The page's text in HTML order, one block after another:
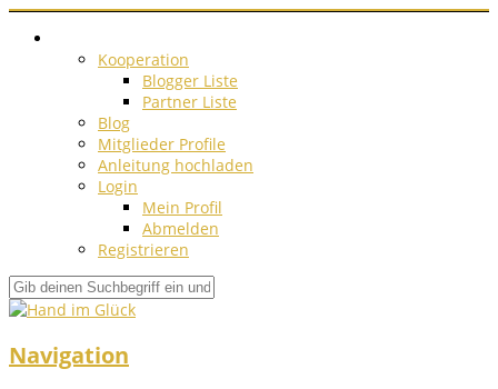
Kooperation
Blogger Liste
Partner Liste
Blog
Mitglieder Profile
Anleitung hochladen
Login
Mein Profil
Abmelden
Registrieren
Navigation